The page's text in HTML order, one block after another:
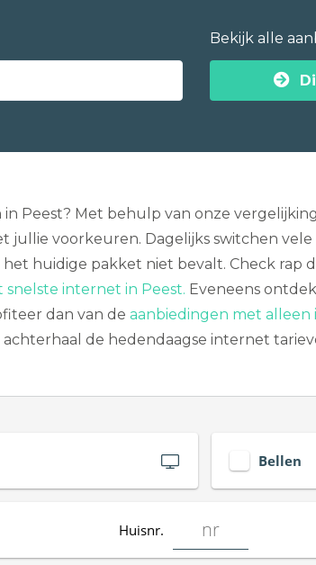
Bekijk alle
Peest? Met behulp van onze
voorkeuren. Dagelijks switchen vele
huidige pakket niet bevalt. Check
snelste internet in Peest. Eveneens
dan van de aanbiedingen met
de hedendaagse internet
Bellen
Huisnr.